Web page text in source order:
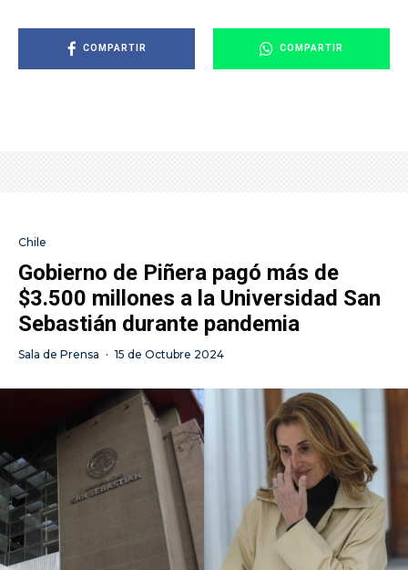
COMPARTIR COMPARTIR
Chile
Gobierno de Piñera pagó más de
$3.500 millones a la Universidad San
Sebastián durante pandemia
Sala de Prensa · 15 de Octubre 2024